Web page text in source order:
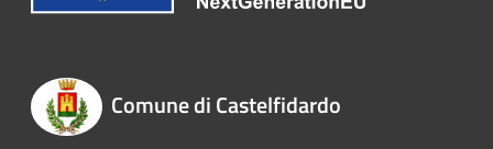
Comune di Castelfidardo